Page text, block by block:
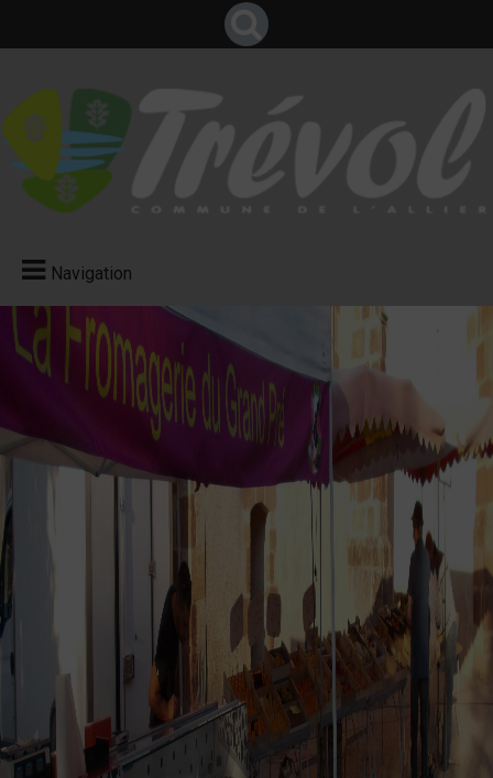
Navigation